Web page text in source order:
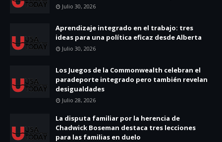
Julio 30, 2026
Aprendizaje integrado en el trabajo: tres
ideas para una política eficaz desde Alberta
Julio 30, 2026
Los Juegos de la Commonwealth celebran el
paradeporte integrado pero también revelan
desigualdades
Julio 28, 2026
La disputa familiar por la herencia de
Chadwick Boseman destaca tres lecciones
para las familias en duelo